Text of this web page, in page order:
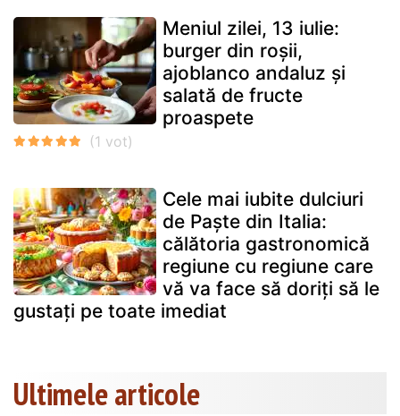
Meniul zilei, 13 iulie:
burger din roșii,
ajoblanco andaluz și
salată de fructe
proaspete
Cele mai iubite dulciuri
de Paște din Italia:
călătoria gastronomică
regiune cu regiune care
vă va face să doriți să le
gustați pe toate imediat
Ultimele articole